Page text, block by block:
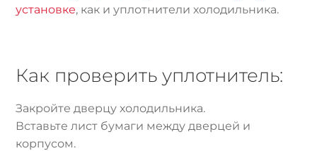
установке, как и уплотнители холодильника.
Как проверить уплотнитель:
Закройте дверцу холодильника.
Вставьте лист бумаги между дверцей и
корпусом.